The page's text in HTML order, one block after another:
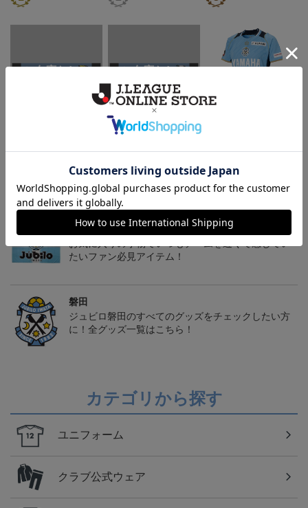
ジュビロ磐田 チルタリ
トピックス
磐田
たいファン必見アイテム！
磐田
ジュビロ磐田のすべてのグッズをチェックしたい方
に！全グッズ一覧はこちら！
カテゴリから探す
ユニフォーム
クラブ公式ウェア